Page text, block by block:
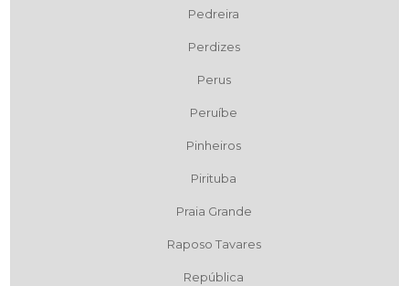
Pedreira
Perdizes
Perus
Peruíbe
Pinheiros
Pirituba
Praia Grande
Raposo Tavares
República